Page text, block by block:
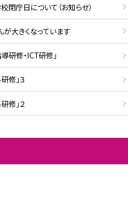
閉庁日について（お知らせ）
大きくなっています
研修・ICT研修」
修」３
修」２